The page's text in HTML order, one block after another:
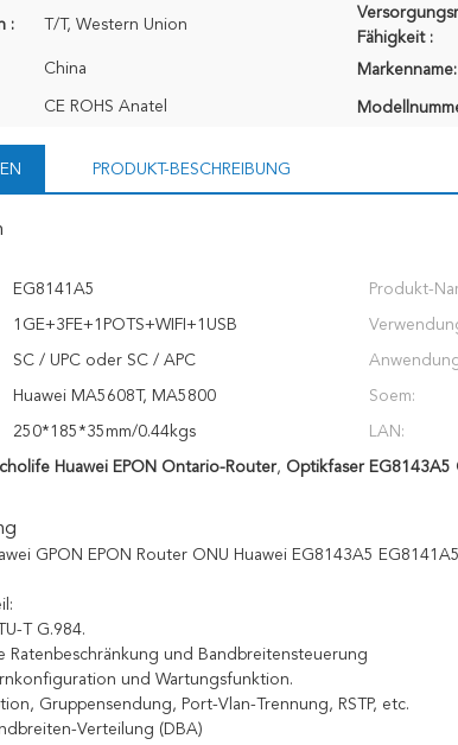
: T/T, Western Union
Fähigkeit :
China Markenname:
CE ROHS Anatel
PRODUKT-BESCHREIBUNG
EG8141A5 Produkt-
1GE+3FE+1POTS+WIFI+1USB
SC / UPC oder SC / APC
Huawei MA5608T, MA5800 Soem:
250*185*35mm/0.44kgs LAN:
Huawei EPON Ontario-Router, Optikfaser EG8143A5
GPON EPON Router ONU Huawei EG8143A5
T G.984.
Ratenbeschränkung und Bandbreitensteuerung
und Wartungsfunktion.
Gruppensendung, Port-Vlan-Trennung, RSTP, etc.
Verteilung (DBA)